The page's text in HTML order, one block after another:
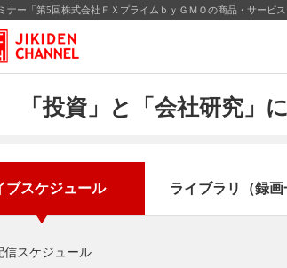
ナー「第5回株式会社ＦＸプライムｂｙＧＭＯの商品・サービ
「投資」と「会社研究」
ブスケジュール ライブラリ（録画
信スケジュール